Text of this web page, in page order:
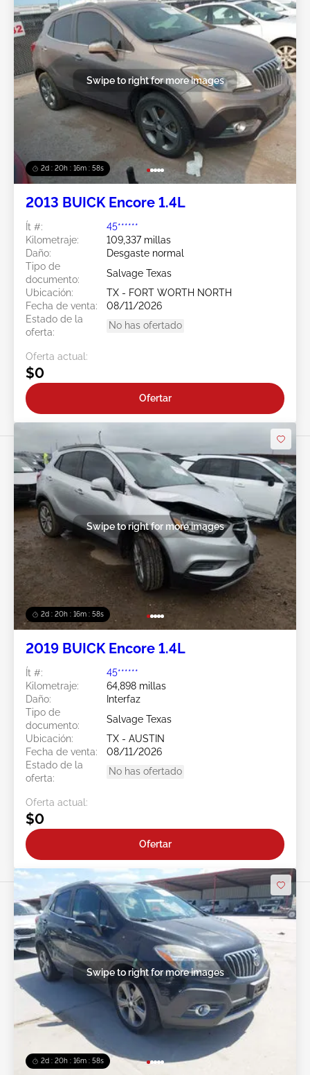
2d : 20h : 16m : 55s
Swipe to right for more images
2013 BUICK Encore 1.4L
Ít #:
45******
Kilometraje:
109,337 millas
Daño:
Desgaste normal
Tipo de
documento:
Salvage Texas
Ubicación:
TX - FORT WORTH NORTH
Fecha de venta:
08/11/2026
Estado de la
oferta:
No has ofertado
Oferta actual:
$0
Ofertar
2d : 20h : 16m : 55s
Swipe to right for more images
2019 BUICK Encore 1.4L
Ít #:
45******
Kilometraje:
64,898 millas
Daño:
Interfaz
Tipo de
documento:
Salvage Texas
Ubicación:
TX - AUSTIN
Fecha de venta:
08/11/2026
Estado de la
oferta:
No has ofertado
Oferta actual:
$0
Ofertar
2d : 20h : 16m : 55s
Swipe to right for more images